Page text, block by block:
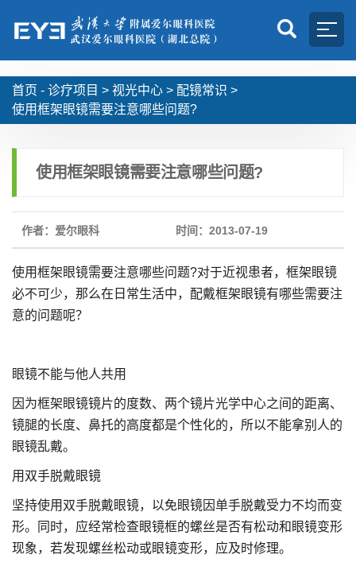
首页 - 诊疗项目 > 视光中心 > 配镜常识 >
使用框架眼镜需要注意哪些问题?
使用框架眼镜需要注意哪些问题?
作者：爱尔眼科 时间：2013-07-19
使用框架眼镜需要注意哪些问题?对于近视患者，框架眼镜
必不可少，那么在日常生活中，配戴框架眼镜有哪些需要注
意的问题呢？
眼镜不能与他人共用
因为框架眼镜镜片的度数、两个镜片光学中心之间的距离、
镜腿的长度、鼻托的高度都是个性化的，所以不能拿别人的
眼镜乱戴。
用双手脱戴眼镜
坚持使用双手脱戴眼镜，以免眼镜因单手脱戴受力不均而变
形。同时，应经常检查眼镜框的螺丝是否有松动和眼镜变形
现象，若发现螺丝松动或眼镜变形，应及时修理。